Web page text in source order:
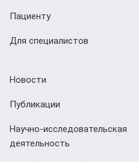
Пациенту
Для специалистов
Новости
Публикации
Научно-исследовательская
деятельность